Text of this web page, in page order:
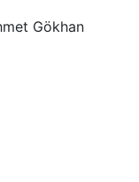
Gökhan